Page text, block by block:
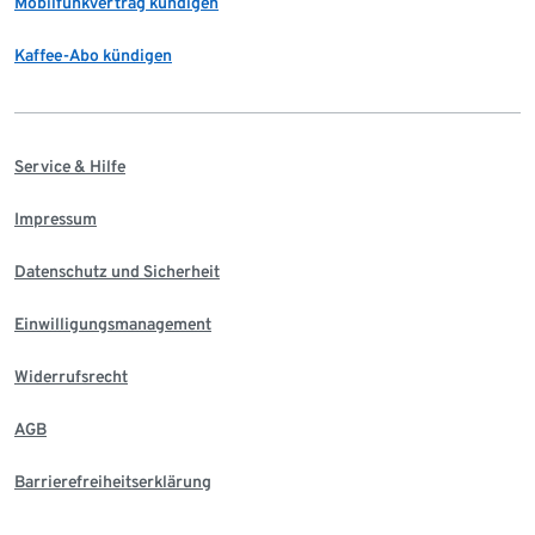
Kaffee-Abo kündigen
Service & Hilfe
Impressum
Datenschutz und Sicherheit
Einwilligungsmanagement
Widerrufsrecht
AGB
Barrierefreiheitserklärung